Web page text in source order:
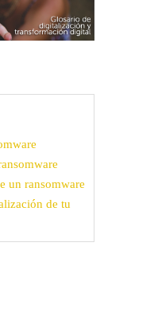
un ransomware
de tu